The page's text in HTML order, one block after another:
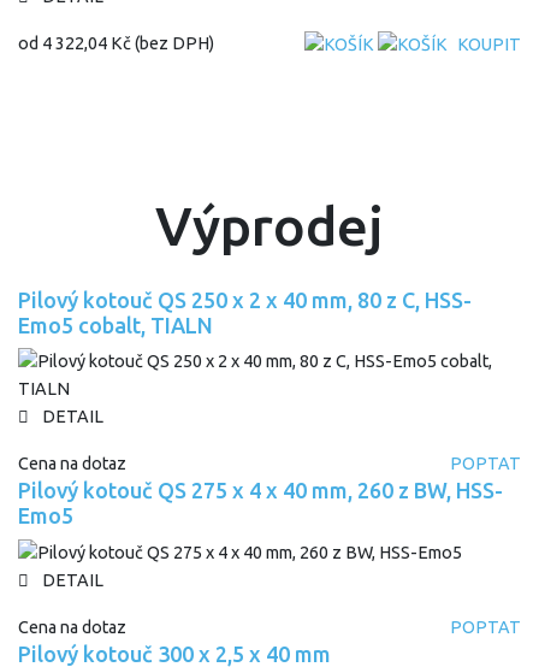
od 4 322,04 Kč(bez DPH) KOUPIT
Výprodej
Pilový kotouč QS 250 x 2 x 40 mm, 80 z C, HSS-
Emo5 cobalt, TIALN
DETAIL
Cena na dotaz POPTAT
Pilový kotouč QS 275 x 4 x 40 mm, 260 z BW, HSS-
Emo5
DETAIL
Cena na dotaz POPTAT
Pilový kotouč 300 x 2,5 x 40 mm